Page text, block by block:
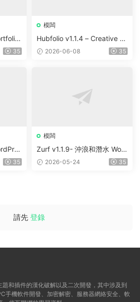
Them
35
模闆
Hubfolio v1.1.4 – Creative P
ortfolio & Digital Agency Wo
2026-06-08 35
35
模闆
Zurf v1.1.9- 沖浪和潛水 Wor
dPress主題
2026-05-24 35
請先 登錄
和插件的漢化破解以及二次開發，其中涉及到
手機軟件開發、加密解密、服務器網絡安全、軟